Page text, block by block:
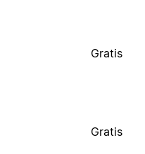
Gratis
Gratis